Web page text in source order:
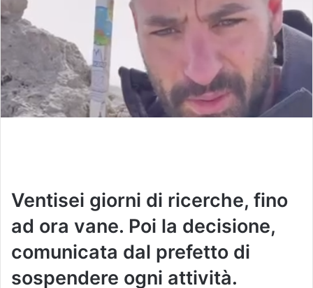
i
l
Ventisei giorni di ricerche, fino
ad ora vane. Poi la decisione,
comunicata dal prefetto di
sospendere ogni attività.